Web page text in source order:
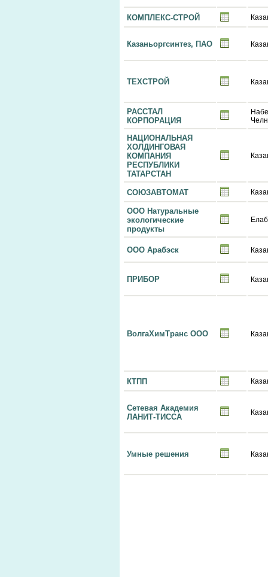
КОМПЛЕКС-СТРОЙ
Казаньоргсинтез, ПАО
ТЕХСТРОЙ
РАССТАЛ
КОРПОРАЦИЯ
НАЦИОНАЛЬНАЯ
ХОЛДИНГОВАЯ
КОМПАНИЯ
РЕСПУБЛИКИ
ТАТАРСТАН
СОЮЗАВТОМАТ
ООО Натуральные
экологические
продукты
ООО Арабэск
ПРИБОР
ВолгаХимТранс ООО
КТПП
Сетевая Академия
ЛАНИТ-ТИССА
Умные решения